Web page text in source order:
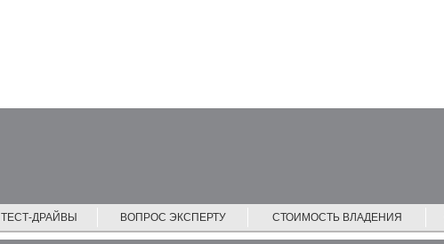
ТЕСТ-ДРАЙВЫ ВОПРОС ЭКСПЕРТУ СТОИМОСТЬ ВЛАДЕНИЯ